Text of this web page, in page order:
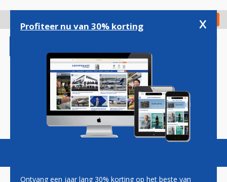
gaan
Check in
Magazine Podcasts Vacatures
Profiteer nu van 30% korting x
Ontvang een jaar lang 30% korting op het beste van